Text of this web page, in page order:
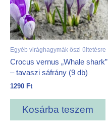
Egyéb virághagymák őszi ültetésre
Crocus vernus „Whale shark”
– tavaszi sáfrány (9 db)
1290 Ft
Kosárba teszem